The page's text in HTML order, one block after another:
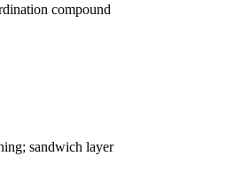
compound
sandwich layer